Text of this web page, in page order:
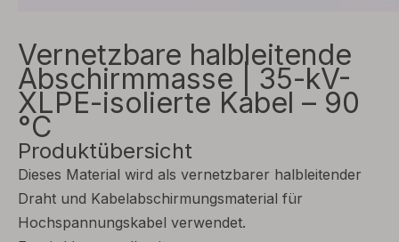
Vernetzbare halbleitende
Abschirmmasse | 35-kV-
XLPE-isolierte Kabel – 90
°C
Produktübersicht
Dieses Material wird als vernetzbarer halbleitender
Draht und Kabelabschirmungsmaterial für
Hochspannungskabel verwendet.